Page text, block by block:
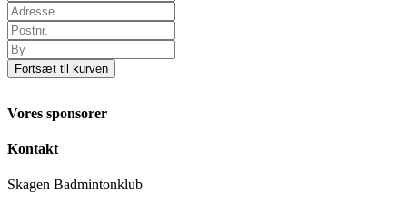
Fortsæt til kurven
Vores sponsorer
Kontakt
Skagen Badmintonklub